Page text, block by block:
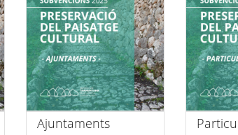
Ajuntaments